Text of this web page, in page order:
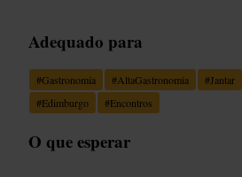
Adequado para
#Gastronomia #AltaGastronomia #Jantar
#Edimburgo #Encontros
O que esperar